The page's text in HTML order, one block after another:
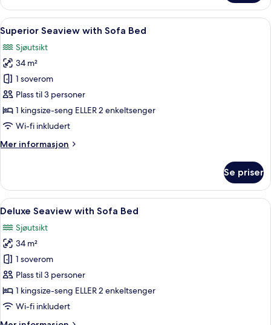
Bedroom
Panoramic
Suite
Seaview
Åpne
alle
bildene
av
Superior
Seaview
with
Sofa
Safe på rommet, skrivebord,
8
Superior Seaview with Sofa Bed
Sjøutsikt
34 m²
1 soverom
Plass til 3 personer
1 kingsize-seng ELLER 2 enkeltsenger
Wi-fi inkludert
Mer informasjon
Mer
Seaview
with
Sofa
Se priser
Åpne
alle
bildene
av
Deluxe
Seaview
with
Sofa
Safe på rommet, skrivebord,
7
Deluxe Seaview with Sofa Bed
Sjøutsikt
34 m²
1 soverom
Plass til 3 personer
1 kingsize-seng ELLER 2 enkeltsenger
Wi-fi inkludert